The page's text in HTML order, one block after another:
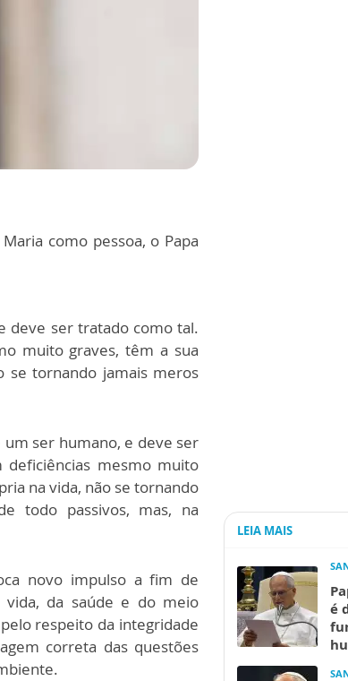
como pessoa, o Papa
deve ser tratado como tal.
muito graves, têm a sua
se tornando jamais meros
ser humano, e deve ser
mesmo muito
na vida, não se tornando
todo passivos, mas, na
novo impulso a fim de
vida, da saúde e do meio
respeito da integridade
correta das questões
LEIA MAIS
é